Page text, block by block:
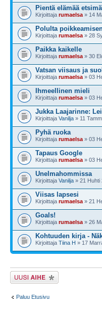
Pientä elämää
Kirjoittaja rumaelsa » 14
Polulta
Kirjoittaja rumaelsa » 28
Paikka kaikelle
Kirjoittaja rumaelsa » 30
Vatsan viisaus ja
Kirjoittaja rumaelsa » 03
Ihmeellinen mieli
Kirjoittaja rumaelsa » 03
Jukka Laajarinne:
Kirjoittaja Vanilja » 11
Pyhä ruoka
Kirjoittaja rumaelsa » 03
Tapaus Google
Kirjoittaja rumaelsa » 03
Unelmahommissa
Kirjoittaja Vanilja » 21 Huhti
Viisas lapsesi
Kirjoittaja rumaelsa » 21
Goals!
Kirjoittaja rumaelsa » 26
Kohtuuden kirja -
Kirjoittaja Tiina H » 17
Lähetä uusi viesti
Paluu Etusivu